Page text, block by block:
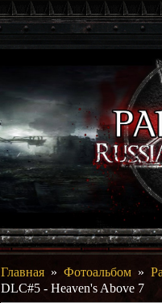
Главная » Фотоальбом»
DLC#5 - Heaven's Above 7